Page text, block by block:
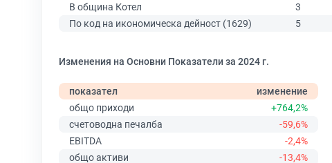
В община Котел
3
По код на икономическа дейност (1629)
5
Изменения на Основни Показатели за 2024 г.
показател
изменение
общо приходи
+764,2%
счетоводна печалба
-59,6%
EBITDA
-2,4%
общо активи
-13,4%